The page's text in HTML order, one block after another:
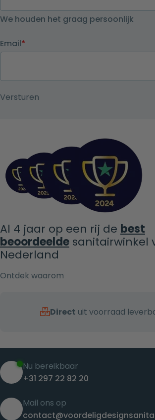
We houden het graag persoonlijk
Email*
Al 4 jaar op een rij de best
beoordeelde sanitairwinkel
Nederland
Ontdek waarom
Direct uit voorraad
Nu bereikbaar
+31 297 22 82 20
Mail ons op